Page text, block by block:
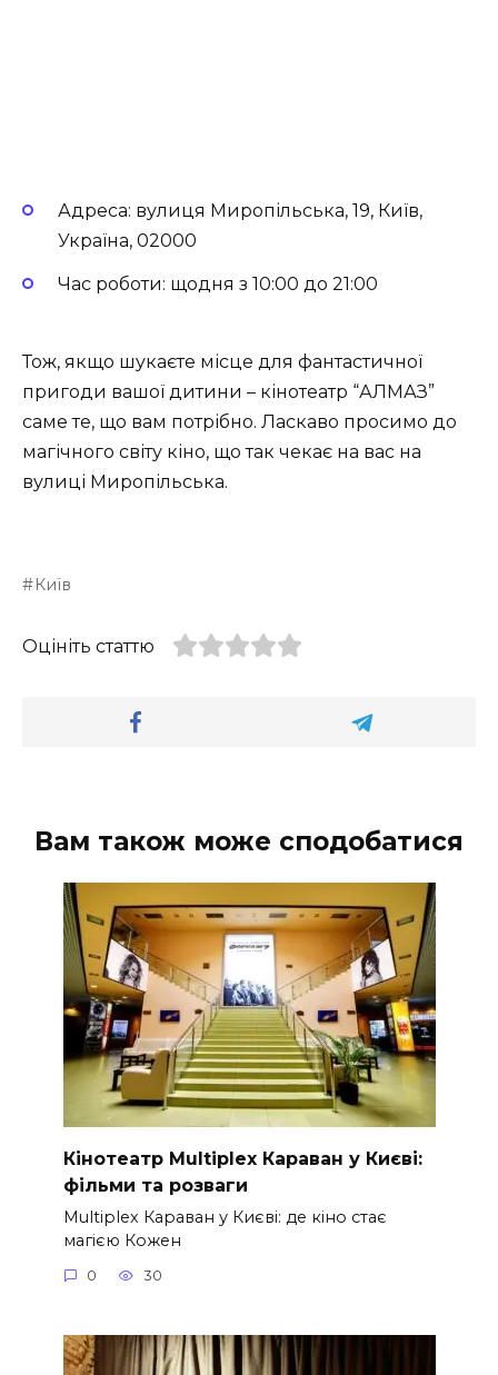
Адреса: вулиця Миропільська, 19, Київ,
Україна, 02000
Час роботи: щодня з 10:00 до 21:00
Тож, якщо шукаєте місце для фантастичної
пригоди вашої дитини – кінотеатр “АЛМАЗ”
саме те, що вам потрібно. Ласкаво просимо до
магічного світу кіно, що так чекає на вас на
вулиці Миропільська.
Київ
Оцініть статтю
Вам також може сподобатися
Кінотеатр Multiplex Караван у Києві:
фільми та розваги
Multiplex Караван у Києві: де кіно стає
магією Кожен
0 30